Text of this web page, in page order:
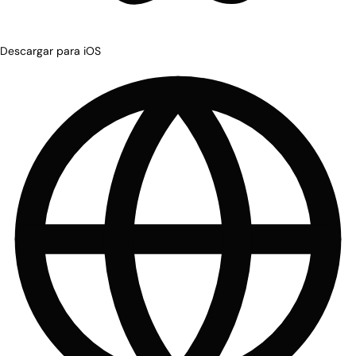
Descargar para iOS